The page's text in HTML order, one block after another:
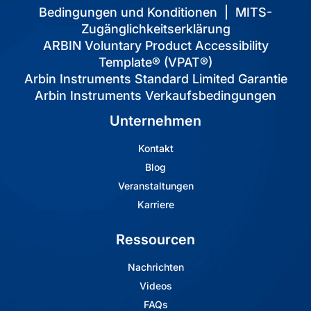
Bedingungen und Konditionen
MITS-
Zugänglichkeitserklärung
ARBIN Voluntary Product Accessibility
Template® (VPAT®)
Arbin Instruments Standard Limited Garantie
Arbin Instruments Verkaufsbedingungen
Unternehmen
Kontakt
Blog
Veranstaltungen
Karriere
Ressourcen
Nachrichten
Videos
FAQs